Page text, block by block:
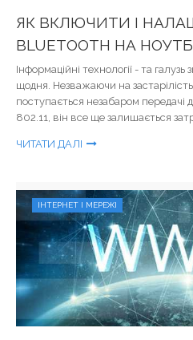
ЯК ВКЛЮЧИТИ І
BLUETOOTH НА
Інформаційні технології - та
щодня. Незважаючи на
поступається незабаром передачі
802.11, він все ще залишається
ЧИТАТИ ДАЛІ
ІНТЕРНЕТ І МЕРЕЖІ